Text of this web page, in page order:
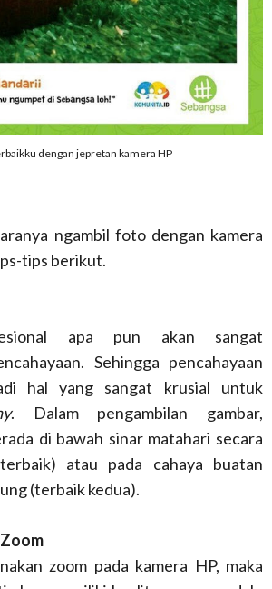
dengan jepretan kamera HP
ngambil foto dengan kamera
tips berikut.
apa pun akan sangat
Sehingga pencahayaan
hal yang sangat krusial untuk
. Dalam pengambilan gambar,
di bawah sinar matahari secara
atau pada cahaya buatan
(terbaik kedua).
zoom pada kamera HP, maka